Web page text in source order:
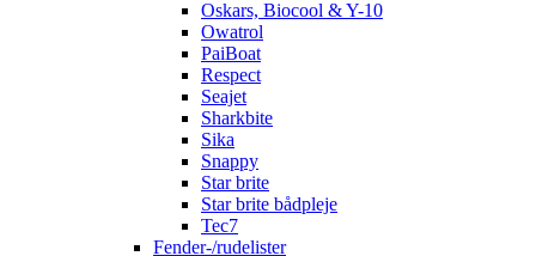
Oskars, Biocool & Y-10
Owatrol
PaiBoat
Respect
Seajet
Sharkbite
Sika
Snappy
Star brite
Star brite bådpleje
Tec7
Fender-/rudelister